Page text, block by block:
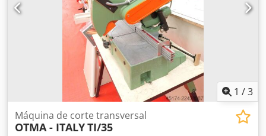
1 /3
Máquina de corte transversal
OTMA - ITALYTI/35